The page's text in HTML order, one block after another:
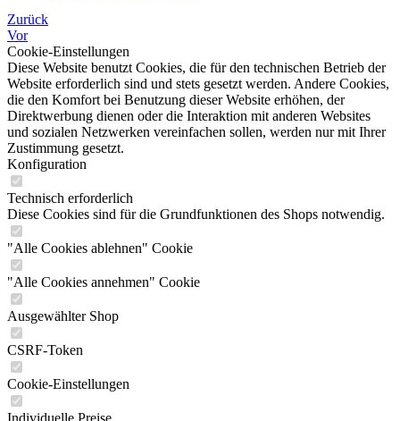
Zurück
Vor
Cookie-Einstellungen
Diese Website benutzt Cookies, die für den technischen Betrieb der
Website erforderlich sind und stets gesetzt werden. Andere Cookies,
die den Komfort bei Benutzung dieser Website erhöhen, der
Direktwerbung dienen oder die Interaktion mit anderen Websites
und sozialen Netzwerken vereinfachen sollen, werden nur mit Ihrer
Zustimmung gesetzt.
Konfiguration
Technisch erforderlich
Diese Cookies sind für die Grundfunktionen des Shops notwendig.
"Alle Cookies ablehnen" Cookie
"Alle Cookies annehmen" Cookie
Ausgewählter Shop
CSRF-Token
Cookie-Einstellungen
Individuelle Preise